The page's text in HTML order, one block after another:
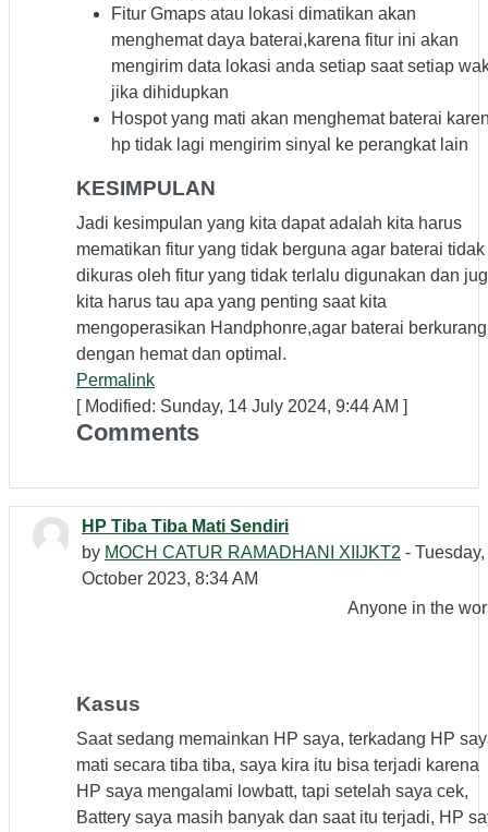
Fitur Gmaps atau lokasi dimatikan akan
menghemat daya baterai,karena fitur ini akan
mengirim data lokasi anda setiap saat setiap
jika dihidupkan
Hospot yang mati akan menghemat baterai
hp tidak lagi mengirim sinyal ke perangkat lain
KESIMPULAN
Jadi kesimpulan yang kita dapat adalah kita harus
mematikan fitur yang tidak berguna agar baterai tidak
dikuras oleh fitur yang tidak terlalu digunakan dan
kita harus tau apa yang penting saat kita
mengoperasikan Handphonre,agar baterai berkurang
dengan hemat dan optimal.
Permalink
[ Modified: Sunday, 14 July 2024, 9:44 AM ]
Comments
HP Tiba Tiba Mati Sendiri
by MOCH CATUR RAMADHANI XIIJKT2 -
October 2023, 8:34 AM
Anyone in the
Kasus
Saat sedang memainkan HP saya, terkadang HP
mati secara tiba tiba, saya kira itu bisa terjadi karena
HP saya mengalami lowbatt, tapi setelah saya cek,
Battery saya masih banyak dan saat itu terjadi, HP